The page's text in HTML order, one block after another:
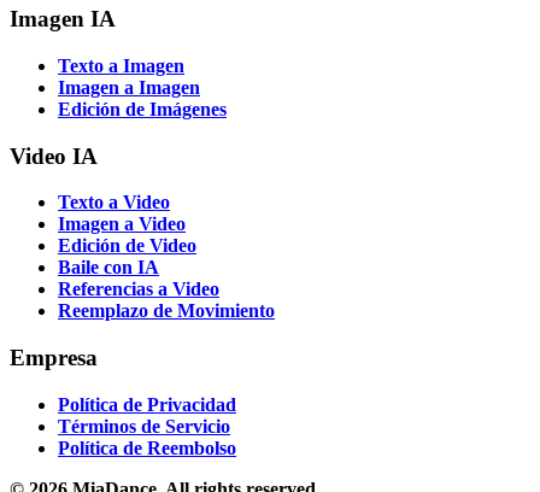
Imagen IA
Texto a Imagen
Imagen a Imagen
Edición de Imágenes
Video IA
Texto a Video
Imagen a Video
Edición de Video
Baile con IA
Referencias a Video
Reemplazo de Movimiento
Empresa
Política de Privacidad
Términos de Servicio
Política de Reembolso